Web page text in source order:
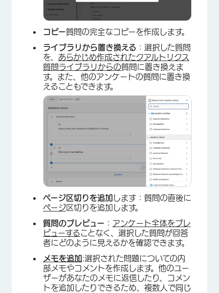
×
コピー質問の完全なコピーを作成します。
ライブラリから置き換える ：選択した質問
を、 あらかじめ作成されたクアルトリクス
質問ライブラリからの質問に置き換えま
す。また、他のアンケートの質問に置き換
えることもできます。
ページ区切りを追加 します：質問の直後に
ページ区切りを追加します。
質問のプレビュー ： アンケート全体をプレ
ビューすることなく、選択した質問が回答
者にどのように見えるかを確認できます。
メモを追加 :選択された問題についての内
部メモやコメントを作成します。他のユー
ザーがあなたのメモに返信したり、コメン
トを追加したりできるため、複数人で同じ